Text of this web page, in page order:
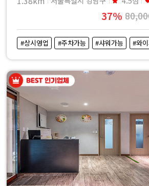
37%
#상시영업 #주차가능 #샤워가능 #와